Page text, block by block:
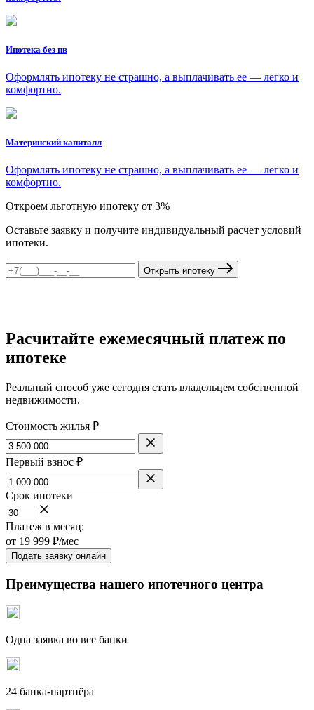
Ипотека без пв
Оформлять ипотеку не страшно, а выплачивать ее — легко и
комфортно.
Материнский капиталл
Оформлять ипотеку не страшно, а выплачивать ее — легко и
комфортно.
Откроем льготную ипотеку от 3%
Оставьте заявку и получите индивидуальный расчет условий
ипотеки.
Открыть ипотеку
Расчитайте ежемесячный платеж по
ипотеке
Реальный способ уже сегодня стать владельцем собственной
недвижимости.
Стоимость жилья ₽
Первый взнос ₽
Срок ипотеки
Платеж в месяц:
от 19 999 ₽/мес
Подать заявку онлайн
Преимущества нашего ипотечного центра
Одна заявка во все банки
24 банка-партнёра